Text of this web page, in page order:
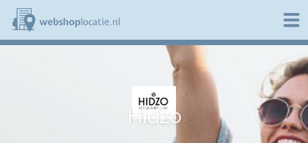
Overslaan
naar
de
Hidzo